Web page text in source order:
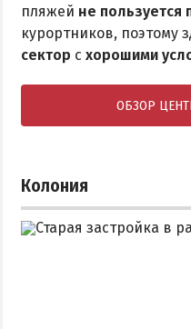
пляжей не пользуется
курортников, поэтому
сектор с хорошими
ОБЗОР
Колония